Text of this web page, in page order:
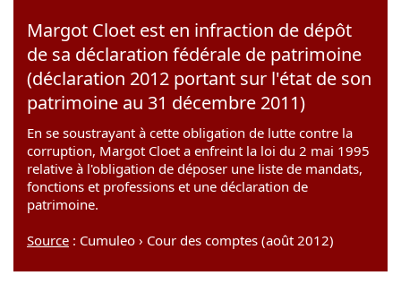
Margot Cloet est en infraction de dépôt
de sa déclaration fédérale de patrimoine
(déclaration 2012 portant sur l'état de son
patrimoine au 31 décembre 2011)
En se soustrayant à cette obligation de lutte contre la
corruption, Margot Cloet a enfreint la loi du 2 mai 1995
relative à l'obligation de déposer une liste de mandats,
fonctions et professions et une déclaration de
patrimoine.
Source : Cumuleo › Cour des comptes (août 2012)